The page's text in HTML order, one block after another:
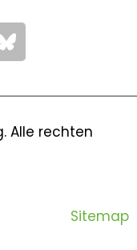
Alle rechten
Sitemap